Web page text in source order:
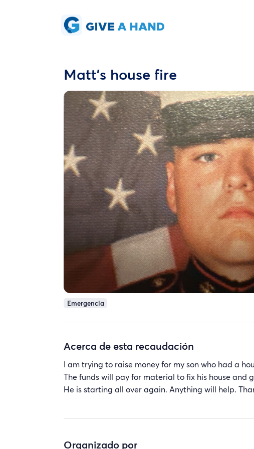
Matt’s house fire
Emergencia
Acerca de esta recaudación
I am trying to raise money for my son who had a
The funds will pay for material to fix his house and
He is starting all over again. Anything will help.
Organizado por